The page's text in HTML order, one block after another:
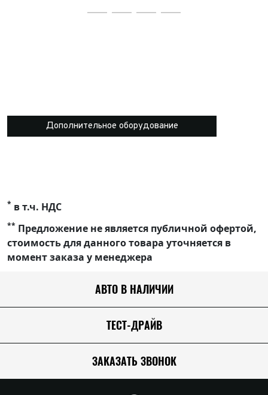
Дополнительное оборудование
* в т.ч. НДС
** Предложение не является публичной офертой,
стоимость для данного товара уточняется в
момент заказа у менеджера
АВТО В НАЛИЧИИ
ТЕСТ-ДРАЙВ
ЗАКАЗАТЬ ЗВОНОК